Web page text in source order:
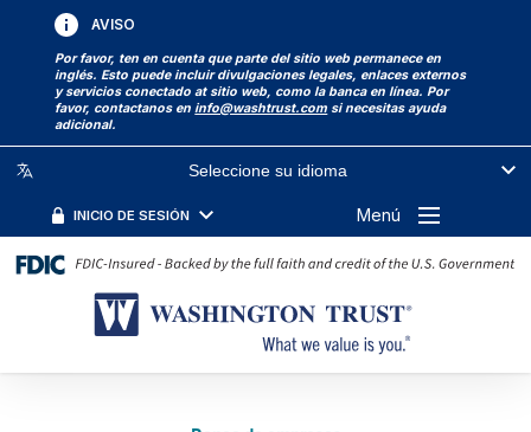
AVISO
Por favor, ten en cuenta que parte del sitio web permanece en
inglés. Esto puede incluir divulgaciones legales, enlaces externos
y servicios conectado at sitio web, como la banca en línea. Por
favor, contactanos eninfo@washtrust.com si necesitas ayuda
adicional.
Seleccione su idioma
INICIO DE SESIÓN Menú